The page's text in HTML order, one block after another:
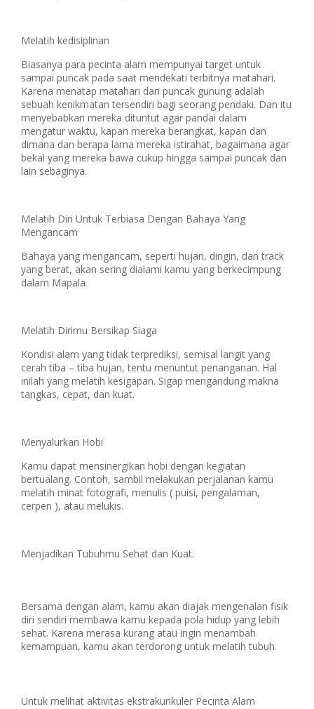
Melatih kedisiplinan
Biasanya para pecinta alam mempunyai target untuk
sampai puncak pada saat mendekati terbitnya matahari.
Karena menatap matahari dari puncak gunung adalah
sebuah kenikmatan tersendiri bagi seorang pendaki. Dan itu
menyebabkan mereka dituntut agar pandai dalam
mengatur waktu, kapan mereka berangkat, kapan dan
dimana dan berapa lama mereka istirahat, bagaimana agar
bekal yang mereka bawa cukup hingga sampai puncak dan
lain sebaginya.
Melatih Diri Untuk Terbiasa Dengan Bahaya Yang
Mengancam
Bahaya yang mengancam, seperti hujan, dingin, dan track
yang berat, akan sering dialami kamu yang berkecimpung
dalam Mapala.
Melatih Dirimu Bersikap Siaga
Kondisi alam yang tidak terprediksi, semisal langit yang
cerah tiba – tiba hujan, tentu menuntut penanganan. Hal
inilah yang melatih kesigapan. Sigap mengandung makna
tangkas, cepat, dan kuat.
Menyalurkan Hobi
Kamu dapat mensinergikan hobi dengan kegiatan
bertualang. Contoh, sambil melakukan perjalanan kamu
melatih minat fotografi, menulis ( puisi, pengalaman,
cerpen ), atau melukis.
Menjadikan Tubuhmu Sehat dan Kuat.
Bersama dengan alam, kamu akan diajak mengenalan fisik
diri sendiri membawa kamu kepada pola hidup yang lebih
sehat. Karena merasa kurang atau ingin menambah
kemampuan, kamu akan terdorong untuk melatih tubuh.
Untuk melihat aktivitas ekstrakurikuler Pecinta Alam